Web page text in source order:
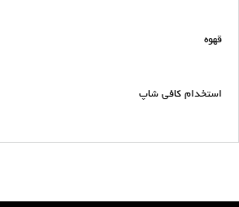
قهوه
استخدام کافی شاپ